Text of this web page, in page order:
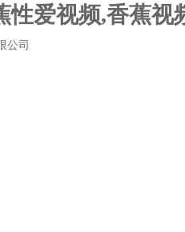
性爱视频,香蕉视